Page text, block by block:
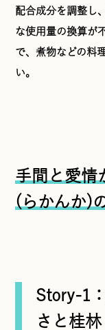
配合成分を調整し
な使用量の換算が
で、煮物などの料
い。
手間と愛情
(らかんか)
Story-1
さと桂林